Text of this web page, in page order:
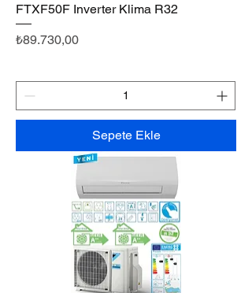
FTXF50F Inverter Klima R32
Fiyat
₺89.730,00
Sepete Ekle